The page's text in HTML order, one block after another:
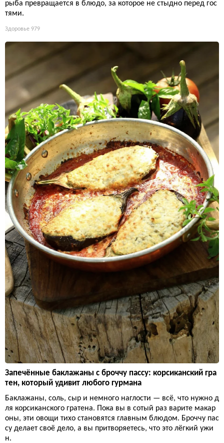
рыба превращается в блюдо, за которое не стыдно перед гос
тями.
Здоровье 979
Запечённые баклажаны с броччу пассу: корсиканский гра
тен, который удивит любого гурмана
Баклажаны, соль, сыр и немного наглости — всё, что нужно д
ля корсиканского гратена. Пока вы в сотый раз варите макар
оны, эти овощи тихо становятся главным блюдом. Броччу пас
су делает своё дело, а вы притворяетесь, что это лёгкий ужи
н.